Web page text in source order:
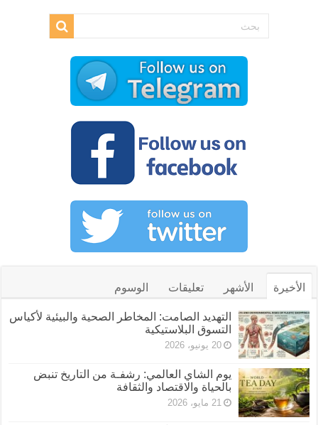
الأخيرة الأشهر تعليقات الوسوم
التهديد الصامت: المخاطر الصحية والبيئية لأكياس
التسوق البلاستيكية
20 يونيو، 2026
يوم الشاي العالمي: رشفـة من التاريخ تنبض
بالحياة والاقتصاد والثقافة
21 مايو، 2026